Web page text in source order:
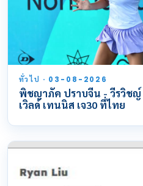
ทั่วไป · 03-08-2026
พิชญาภัค ปราบจีน - วีรวิชญ์
เวิลด์ เทนนิส เจ30 ที่ไทย